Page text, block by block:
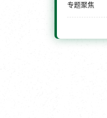
专题聚焦